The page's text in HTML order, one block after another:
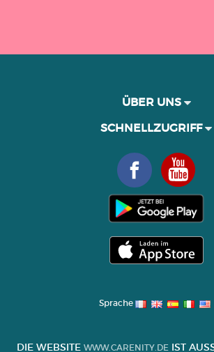
ÜBER UNS
SCHNELLZUGRIFF
Sprache
DIE WEBSITE WWW.CARENITY.DEIST